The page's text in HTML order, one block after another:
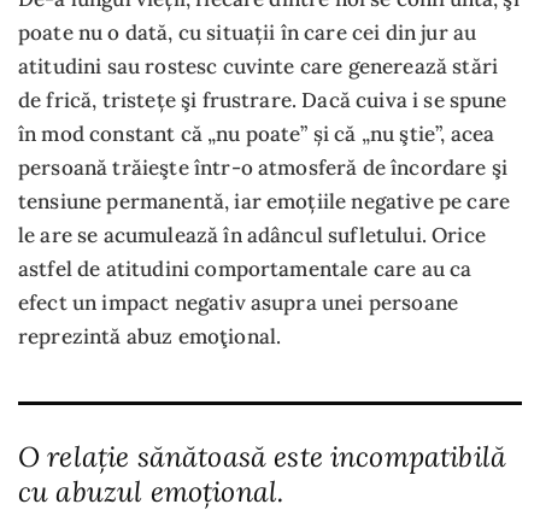
poate nu o dată, cu situații în care cei din jur au
atitudini sau rostesc cuvinte care generează stări
de frică, tristețe şi frustrare. Dacă cuiva i se spune
în mod constant că „nu poate” și că „nu ştie”, acea
persoană trăieşte într-o atmosferă de încordare şi
tensiune permanentă, iar emoțiile negative pe care
le are se acumulează în adâncul sufletului. Orice
astfel de atitudini comportamentale care au ca
efect un impact negativ asupra unei persoane
reprezintă abuz emoţional.
O relație sănătoasă este incompatibilă
cu abuzul emoțional.